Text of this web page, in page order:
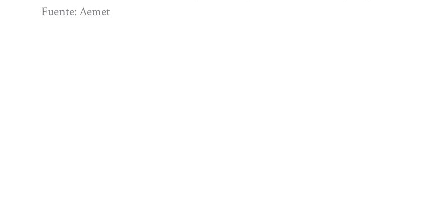
Fuente: Aemet